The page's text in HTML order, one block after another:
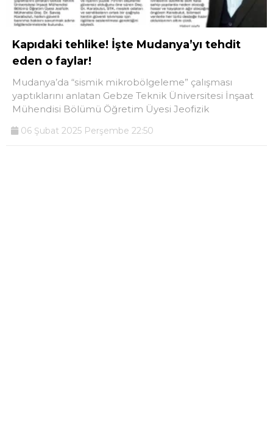
Kapıdaki tehlike! İşte Mudanya’yı tehdit
eden o faylar!
Mudanya’da “sismik mikrobölgeleme” çalışması
yaptıklarını anlatan Gebze Teknik Üniversitesi İnşaat
Mühendisi Bölümü Öğretim Üyesi Jeofizik
06 Şubat 2025 Perşembe 22:50